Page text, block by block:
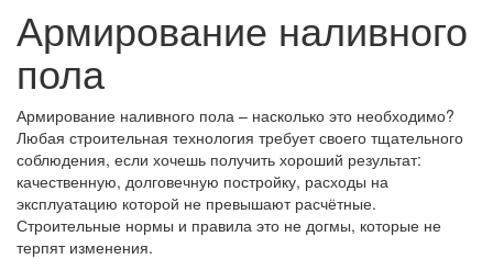
Армирование наливного
пола
Армирование наливного пола – насколько это необходимо?
Любая строительная технология требует своего тщательного
соблюдения, если хочешь получить хороший результат:
качественную, долговечную постройку, расходы на
эксплуатацию которой не превышают расчётные.
Строительные нормы и правила это не догмы, которые не
терпят изменения.